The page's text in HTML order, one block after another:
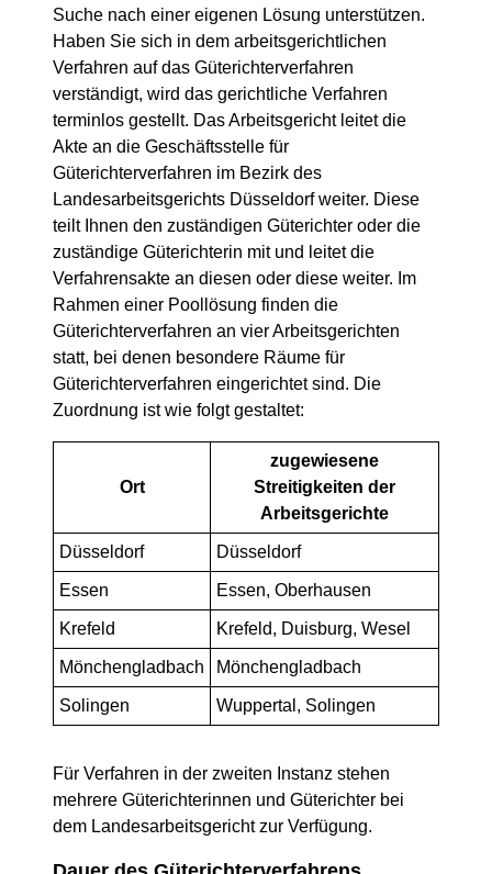
Suche nach einer eigenen Lösung unterstützen.
Haben Sie sich in dem arbeitsgerichtlichen
Verfahren auf das Güterichterverfahren
verständigt, wird das gerichtliche Verfahren
terminlos gestellt. Das Arbeitsgericht leitet die
Akte an die Geschäftsstelle für
Güterichterverfahren im Bezirk des
Landesarbeitsgerichts Düsseldorf weiter. Diese
teilt Ihnen den zuständigen Güterichter oder die
zuständige Güterichterin mit und leitet die
Verfahrensakte an diesen oder diese weiter. Im
Rahmen einer Poollösung finden die
Güterichterverfahren an vier Arbeitsgerichten
statt, bei denen besondere Räume für
Güterichterverfahren eingerichtet sind. Die
Zuordnung ist wie folgt gestaltet:
Ort
zugewiesene
Streitigkeiten der
Arbeitsgerichte
Düsseldorf Düsseldorf
Essen Essen, Oberhausen
Krefeld Krefeld, Duisburg, Wesel
Mönchengladbach Mönchengladbach
Solingen Wuppertal, Solingen
Für Verfahren in der zweiten Instanz stehen
mehrere Güterichterinnen und Güterichter bei
dem Landesarbeitsgericht zur Verfügung.